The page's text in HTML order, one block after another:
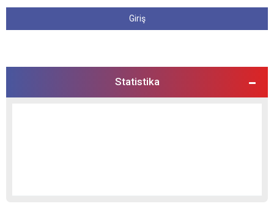
Statistika